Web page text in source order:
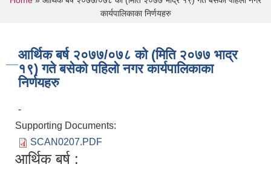
कार्यपालिकाका निर्णयहरु
आर्थिक बर्ष २०७७/०७८ को (मिति २०७७ भाद्र
१९) गते बसेको पहिलो नगर कार्यपालिकाका
निर्णयहरु
-
Supporting Documents:
SCAN0207.PDF
आर्थिक बर्ष :